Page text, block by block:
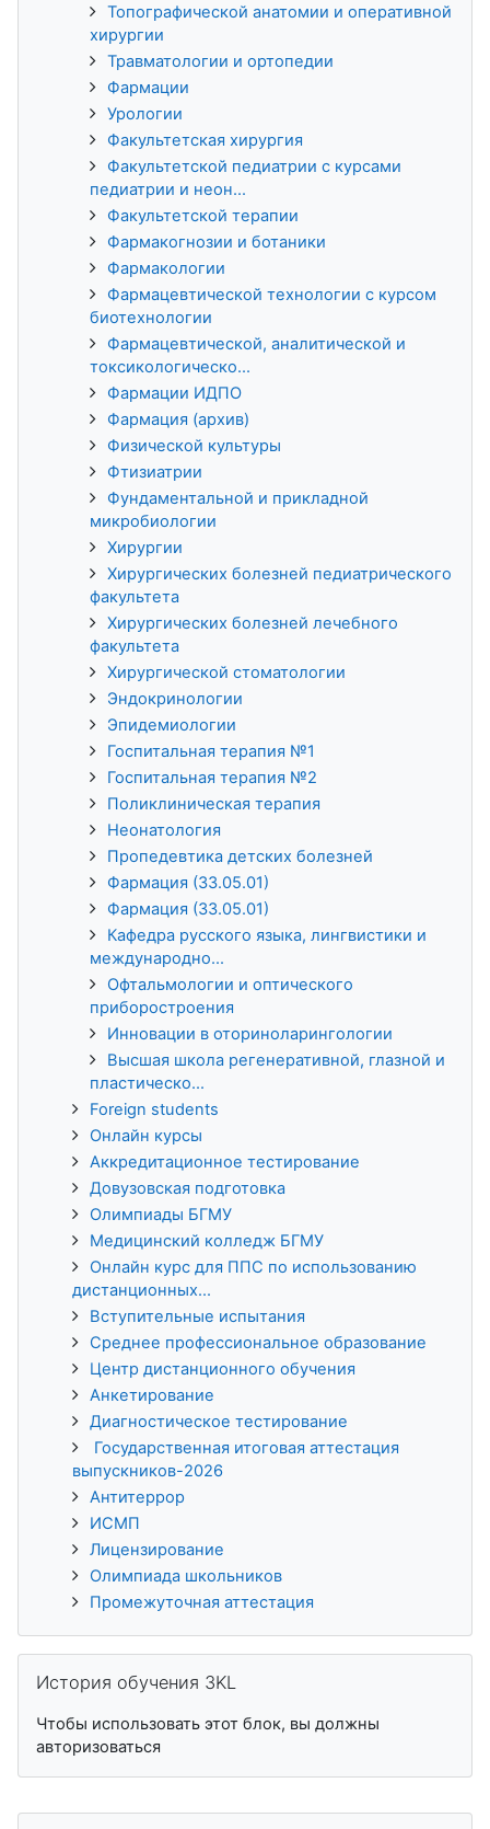
Топографической анатомии и оперативной
хирургии
Травматологии и ортопедии
Фармации
Урологии
Факультетская хирургия
Факультетской педиатрии с курсами
педиатрии и неон...
Факультетской терапии
Фармакогнозии и ботаники
Фармакологии
Фармацевтической технологии с курсом
биотехнологии
Фармацевтической, аналитической и
токсикологическо...
Фармации ИДПО
Фармация (архив)
Физической культуры
Фтизиатрии
Фундаментальной и прикладной
микробиологии
Хирургии
Хирургических болезней педиатрического
факультета
Хирургических болезней лечебного
факультета
Хирургической стоматологии
Эндокринологии
Эпидемиологии
Госпитальная терапия №1
Госпитальная терапия №2
Поликлиническая терапия
Неонатология
Пропедевтика детских болезней
Фармация (33.05.01)
Фармация (33.05.01)
Кафедра русского языка, лингвистики и
международно...
Офтальмологии и оптического
приборостроения
Инновации в оториноларингологии
Высшая школа регенеративной, глазной и
пластическо...
Foreign students
Онлайн курсы
Аккредитационное тестирование
Довузовская подготовка
Олимпиады БГМУ
Медицинский колледж БГМУ
Онлайн курс для ППС по использованию
дистанционных...
Вступительные испытания
Среднее профессиональное образование
Центр дистанционного обучения
Анкетирование
Диагностическое тестирование
Государственная итоговая аттестация
выпускников-2026
Антитеррор
ИСМП
Лицензирование
Олимпиада школьников
Промежуточная аттестация
История обучения 3KL
Чтобы использовать этот блок, вы должны
авторизоваться